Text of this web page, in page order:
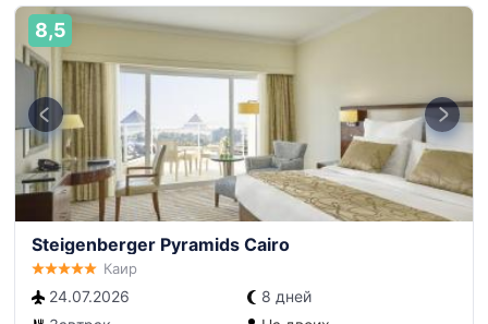
8,5
Steigenberger Pyramids Cairo
Каир
24.07.2026
8 дней